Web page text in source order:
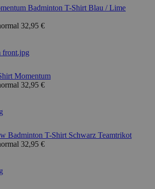
Badminton T-Shirt Blau / Lime
32,95 €
Momentum
32,95 €
Badminton T-Shirt Schwarz Teamtrikot
32,95 €